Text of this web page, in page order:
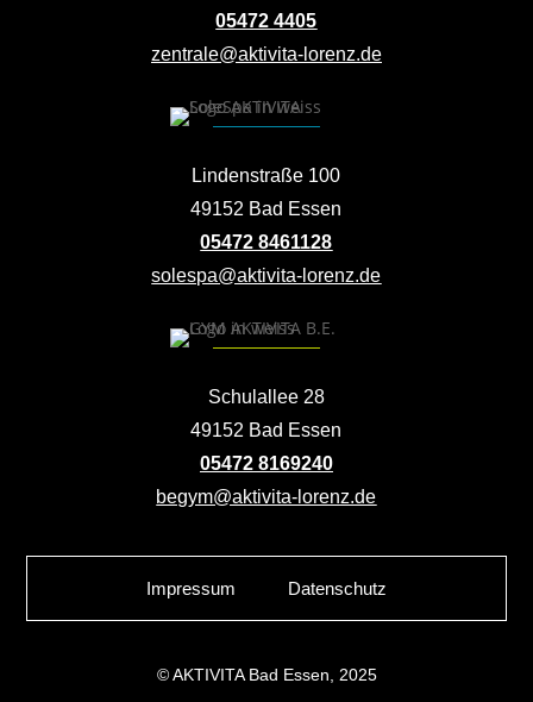
05472 4405
zentrale@aktivita-lorenz.de
Lindenstraße 100
49152 Bad Essen
05472 8461128
solespa@aktivita-lorenz.de
Schulallee 28
49152 Bad Essen
05472 8169240
begym@aktivita-lorenz.de
Impressum Datenschutz
© AKTIVITA Bad Essen, 2025